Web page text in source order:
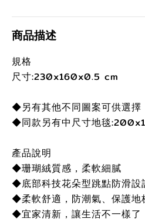
商品描述
規格
尺寸:230x160x0.5 cm
◆另有其他不同圖案可供選擇
◆同款另有中尺寸地毯
產品說明
◆珊瑚絨質感，柔軟細膩
◆底部科技花朵型跳點防滑設
◆柔軟舒適，防潮氣、保護地
◆宜家清新，讓生活不一樣了